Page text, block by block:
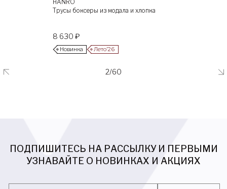
HANRO
Трусы боксеры из модала и хлопка
8 630 ₽
Новинка Лето’26
2/60
ПОДПИШИТЕСЬ НА РАССЫЛКУ И ПЕРВЫМИ
УЗНАВАЙТЕ О НОВИНКАХ И АКЦИЯХ